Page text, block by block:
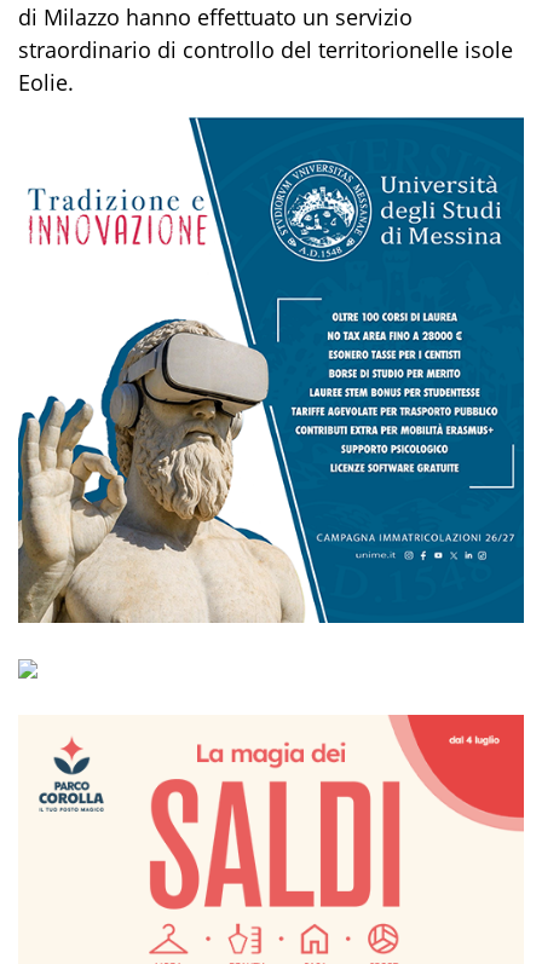
di Milazzo hanno effettuato un servizio
straordinario di controllo del territorionelle isole
Eolie.